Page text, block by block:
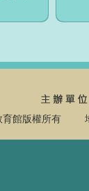
教育館版權所有